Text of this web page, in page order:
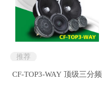
推荐
CF-TOP3-WAY 顶级三分频